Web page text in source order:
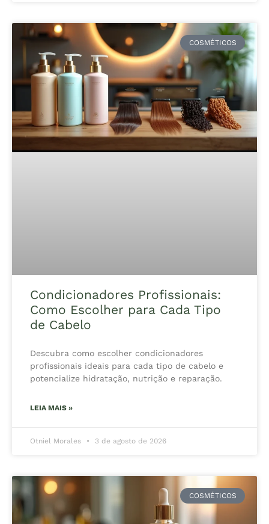
COSMÉTICOS
Condicionadores Profissionais:
Como Escolher para Cada Tipo
de Cabelo
Descubra como escolher condicionadores
profissionais ideais para cada tipo de cabelo e
potencialize hidratação, nutrição e reparação.
LEIA MAIS »
Otniel Morales 3 de agosto de 2026
COSMÉTICOS